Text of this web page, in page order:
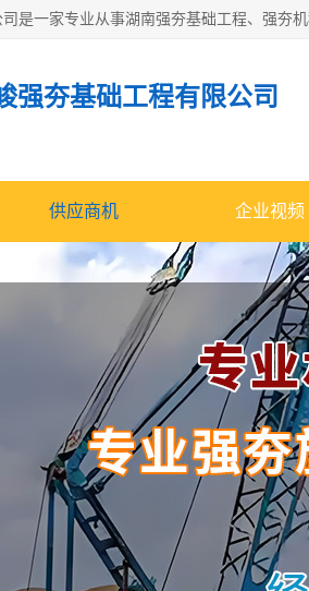
强夯基础工程有限公司
供应商机 企业视频